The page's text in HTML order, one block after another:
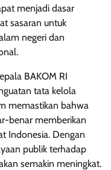
menjadi dasar
sasaran untuk
negeri dan
BAKOM RI
tata kelola
memastikan bahwa
benar memberikan
Indonesia. Dengan
publik terhadap
semakin meningkat.